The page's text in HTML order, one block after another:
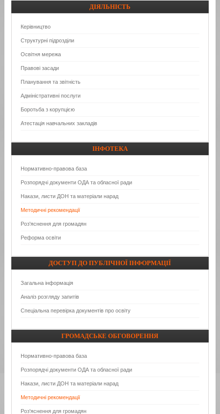
ДІЯЛЬНІСТЬ
Керівництво
Структурні підрозділи
Освітня мережа
Правові засади
Планування та звітність
Адміністративні послуги
Боротьба з корупцією
Атестація навчальних закладів
ІНФОТЕКА
Нормативно-правова база
Розпорядчі документи ОДА та обласної ради
Накази, листи ДОН та матеріали нарад
Методичні рекомендації
Роз'яснення для громадян
Реформа освіти
ДОСТУПДО ПУБЛІЧНОЇ ІНФОРМАЦІЇ
Загальна інформація
Аналіз розгляду запитів
Спеціальна перевірка документів про освіту
ГРОМАДСЬКЕОБГОВОРЕННЯ
Нормативно-правова база
Розпорядчі документи ОДА та обласної ради
Накази, листи ДОН та матеріали нарад
Методичні рекомендації
Роз'яснення для громадян